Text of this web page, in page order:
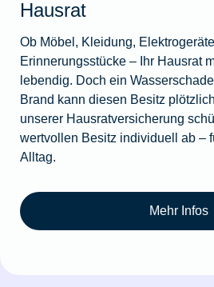
Hausrat
Ob Möbel, Kleidung,
Erinnerungsstücke – Ihr Hausrat
lebendig. Doch ein
Brand kann diesen Besitz
unserer Hausratversicherung
wertvollen Besitz individuell ab –
Alltag.
Mehr Infos